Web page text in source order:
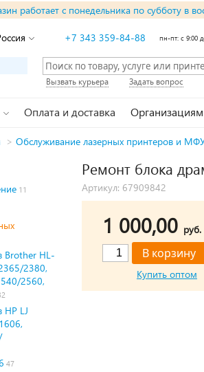
работает с понедельника по субботу в
+7 343 359-84-88 пн-пт: с 9:00
Вызвать курьера Задать вопрос
Оплата и доставка Организациям
> Обслуживание лазерных принтеров и
11
Brother HL-
2380,
2560,
HP LJ
47
Ремонт блока
Артикул: 67909842
1 000,00 руб.
Купить оптом